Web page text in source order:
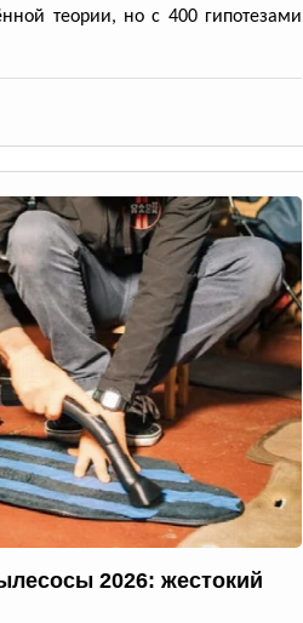
теории, но с 400 гипотезами
2026: жестокий